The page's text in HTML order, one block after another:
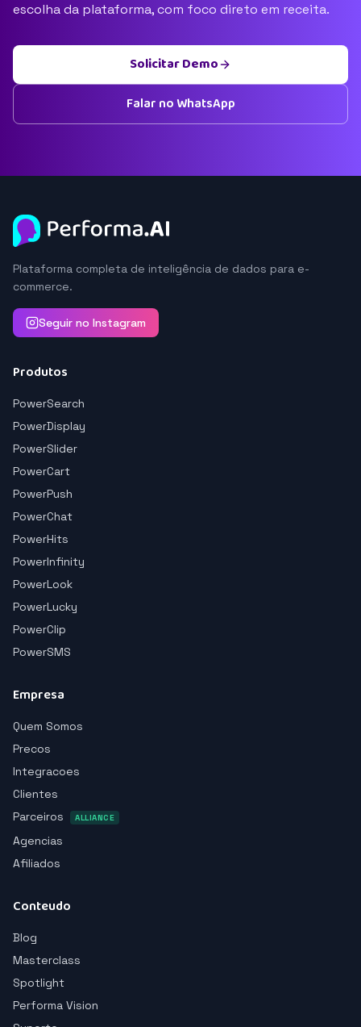
escolha da plataforma, com foco direto em receita.
Solicitar Demo
Falar no WhatsApp
Plataforma completa de inteligência de dados para e-
commerce.
Seguir no Instagram
Produtos
PowerSearch
PowerDisplay
PowerSlider
PowerCart
PowerPush
PowerChat
PowerHits
PowerInfinity
PowerLook
PowerLucky
PowerClip
PowerSMS
Empresa
Quem Somos
Precos
Integracoes
Clientes
Parceiros
ALLIANCE
Agencias
Afiliados
Conteudo
Blog
Masterclass
Spotlight
Performa Vision